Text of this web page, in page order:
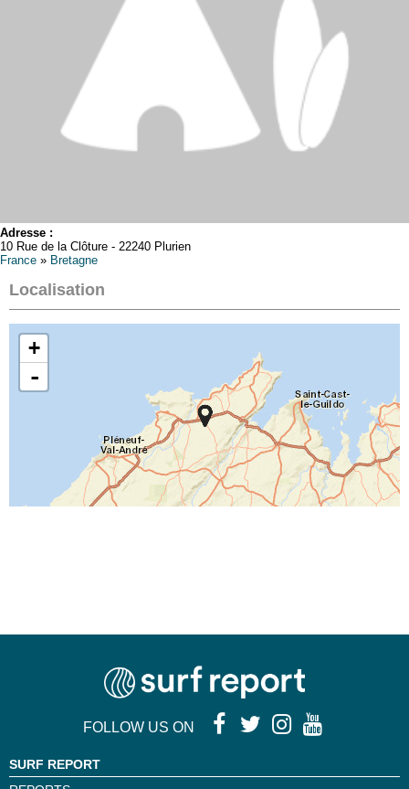
Adresse :
10 Rue de la Clôture - 22240 Plurien
France » Bretagne
Localisation
+
-
FOLLOW US ON
SURF REPORT